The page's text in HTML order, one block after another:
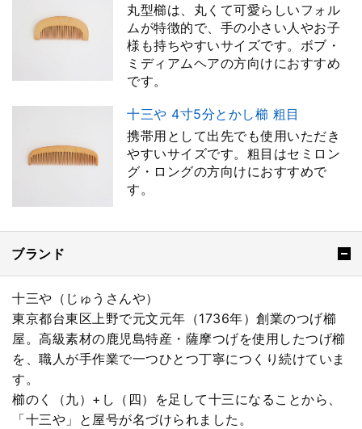
丸型櫛は、丸くて可愛らしいフォル
ムが特徴的で、手の小さい人やお子
様も持ちやすいサイズです。ボブ・
ミディアムヘアの方向けにおすすめ
です。
十三や 4寸5分とかし櫛 粗目
携帯用として出先でも使用いただき
やすいサイズです。粗目はセミロン
グ・ロングの方向けにおすすめで
す。
ブランド
十三や（じゅうさんや）
東京都台東区上野で元文元年（1736年）創業のつげ櫛
屋。高級素材の鹿児島特産・薩摩つげを使用したつげ櫛
を、職人が手作業で一つひとつ丁寧につくり続けていま
す。
櫛のく（九）+し（四）を足して十三になることから、
「十三や」と屋号が名づけられました。